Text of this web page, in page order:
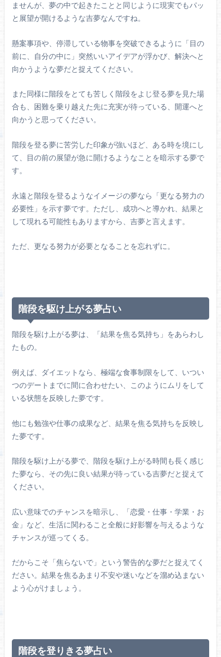
ませんが、夢の中で起きたことと同じように現実でもパッ
と展望が開けるような吉夢なんですね。
懸案事項や、停滞している物事を突破できるように「目の
前に、自分の中に」突然いいアイデアが浮かび、解決へと
向かうような夢だと捉えてください。
また同様に階段をとても苦しく階段をよじ登る夢を見た場
合も、困難を乗り越えた先に充実が待っている、開運へと
向かうと思ってください。
階段を登る夢に苦労した印象が強いほど、ある時を境にし
て、目の前の展望が急に開けるようなことを暗示する夢で
す。
永遠と階段を登るようなイメージの夢なら「更なる努力の
必要性」を示す夢です。ただし、成功へと導かれ、結果と
して現れる可能性もありますから、吉夢と言えます。
ただ、更なる努力が必要となることを忘れずに。
階段を駆け上がる夢占い
階段を駆け上がる夢は、「結果を焦る気持ち」をあらわし
たもの。
例えば、ダイエットなら、極端な食事制限をして、いつい
つのデートまでに間に合わせたい、このようにムリをして
いる状態を反映した夢です。
他にも勉強や仕事の成果など、結果を焦る気持ちを反映し
た夢です。
階段を駆け上がる夢で、階段を駆け上がる時間も長く感じ
た夢なら、その先に良い結果が待っている吉夢だと捉えて
ください。
広い意味でのチャンスを暗示し、「恋愛・仕事・学業・お
金」など、生活に関わること全般に好影響を与えるような
チャンスが巡ってくる。
だからこそ「焦らないで」という警告的な夢だと捉えてく
ださい。結果を焦るあまり不安や迷いなどを溜め込まない
よう心がけましょう。
階段を登りきる夢占い